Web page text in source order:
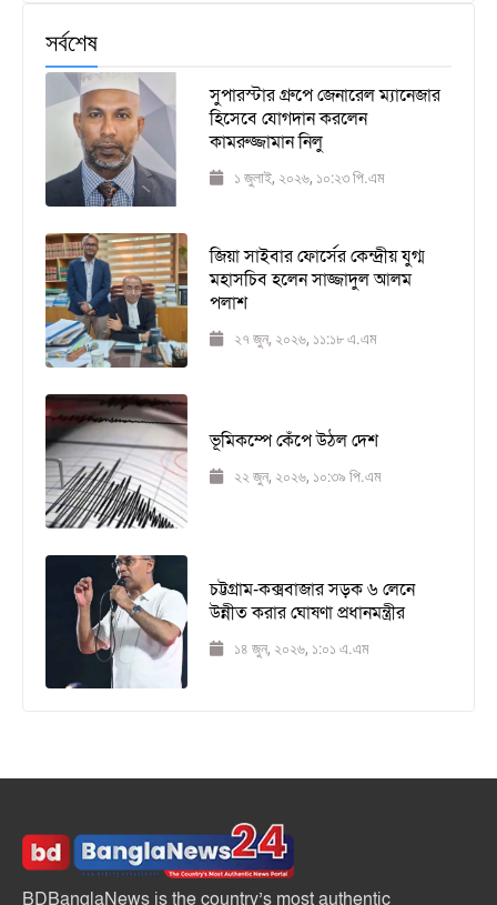
সর্বশেষ
সুপারস্টার গ্রুপে জেনারেল ম্যানেজার
হিসেবে যোগদান করলেন
কামরুজ্জামান নিলু
১ জুলাই, ২০২৬, ১০:২৩ পি.এম
জিয়া সাইবার ফোর্সের কেন্দ্রীয় যুগ্ম
মহাসচিব হলেন সাজ্জাদুল আলম
পলাশ
২৭ জুন, ২০২৬, ১১:১৮ এ.এম
ভূমিকম্পে কেঁপে উঠল দেশ
২২ জুন, ২০২৬, ১০:৩৯ পি.এম
চট্টগ্রাম-কক্সবাজার সড়ক ৬ লেনে
উন্নীত করার ঘোষণা প্রধানমন্ত্রীর
১৪ জুন, ২০২৬, ১:০১ এ.এম
BDBanglaNews is the country’s most authentic